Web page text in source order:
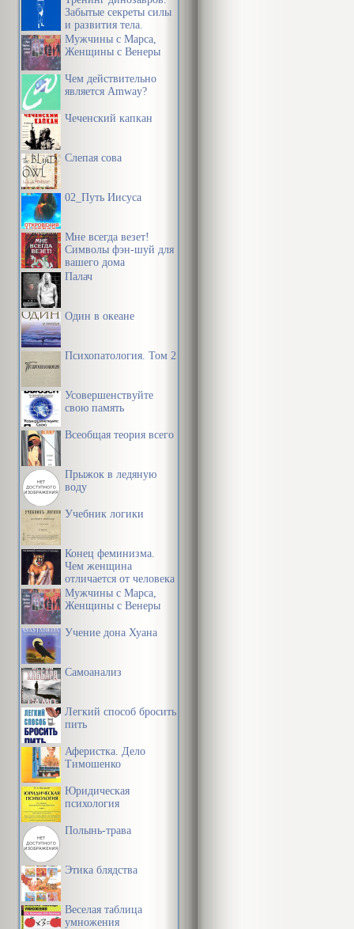
Забытые секреты силы
и развития тела.
Мужчины с Марса,
Женщины с Венеры
Чем действительно
является Amway?
Чеченский капкан
Слепая сова
02_Путь Иисуса
Мне всегда везет!
Символы фэн-шуй для
вашего дома
Палач
Один в океане
Психопатология. Том 2
Усовершенствуйте
свою память
Всеобщая теория всего
Прыжок в ледяную
воду
Учебник логики
Конец феминизма.
Чем женщина
отличается от человека
Мужчины с Марса,
Женщины с Венеры
Учение дона Хуана
Самоанализ
Легкий способ бросить
пить
Аферистка. Дело
Тимошенко
Юридическая
психология
Полынь-трава
Этика блядства
Веселая таблица
умножения